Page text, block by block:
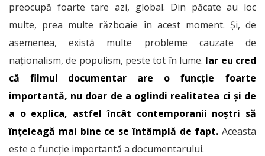
preocupă foarte tare azi, global. Din păcate au loc
multe, prea multe războaie în acest moment. Și, de
asemenea, există multe probleme cauzate de
naționalism, de populism, peste tot în lume. Iar eu cred
că filmul documentar are o funcție foarte
importantă, nu doar de a oglindi realitatea ci și de
a o explica, astfel încât contemporanii noștri să
înțeleagă mai bine ce se întâmplă de fapt. Aceasta
este o funcție importantă a documentarului.